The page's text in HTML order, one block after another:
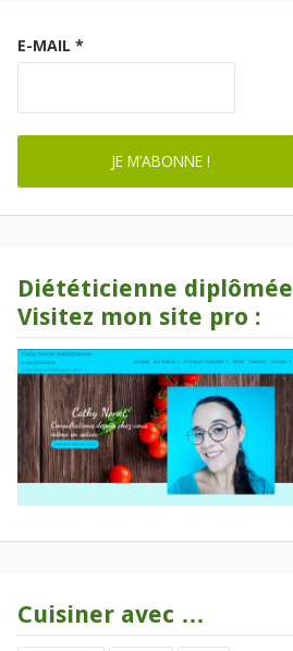
E-MAIL *
Diététicienne diplômée
Visitez mon site pro :
Cuisiner avec …